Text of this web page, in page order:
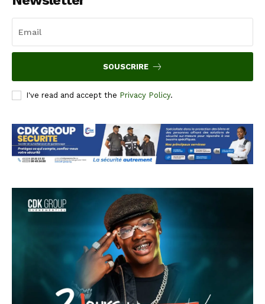
SOUSCRIRE
I've read and accept the Privacy Policy.